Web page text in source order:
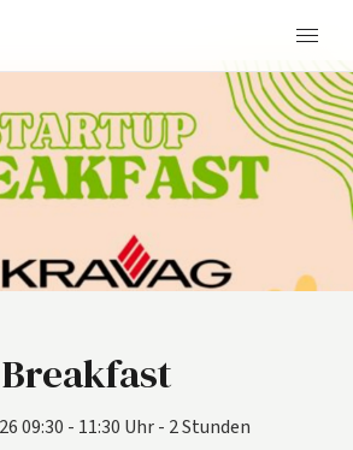
Breakfast
09:30 - 11:30 Uhr - 2 Stunden